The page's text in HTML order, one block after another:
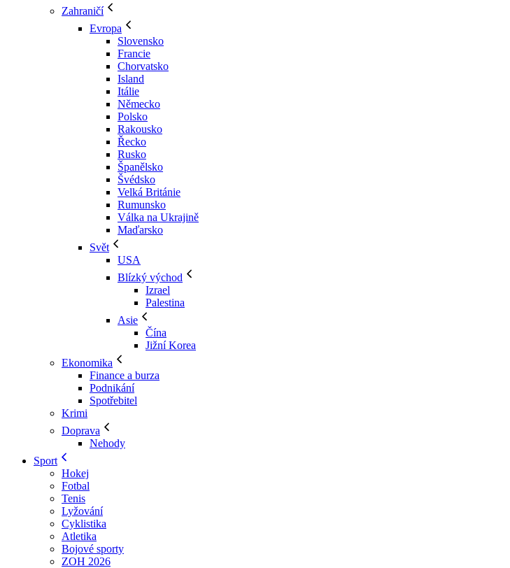
Zahraničí
Evropa
Slovensko
Francie
Chorvatsko
Island
Itálie
Německo
Polsko
Rakousko
Řecko
Rusko
Španělsko
Švédsko
Velká Británie
Rumunsko
Válka na Ukrajině
Maďarsko
Svět
USA
Blízký východ
Izrael
Palestina
Asie
Čína
Jižní Korea
Ekonomika
Finance a burza
Podnikání
Spotřebitel
Krimi
Doprava
Nehody
Sport
Hokej
Fotbal
Tenis
Lyžování
Cyklistika
Atletika
Bojové sporty
ZOH 2026